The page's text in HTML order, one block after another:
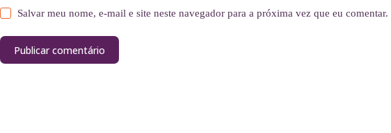
Salvar meu nome, e-mail e site neste navegador para a próxima vez que eu comentar.
Publicar comentário